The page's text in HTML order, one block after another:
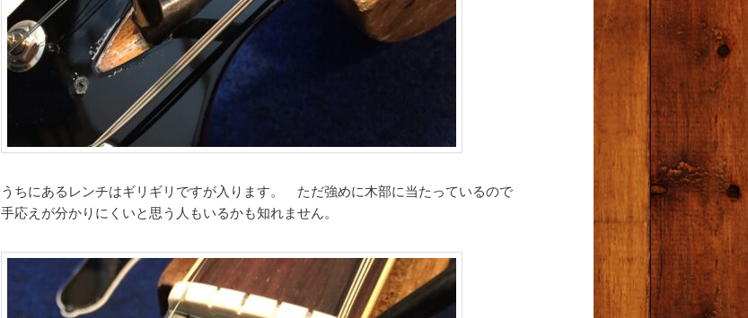
うちにあるレンチはギリギリですが入ります。 ただ強めに木部に当たっているので
手応えが分かりにくいと思う人もいるかも知れません。